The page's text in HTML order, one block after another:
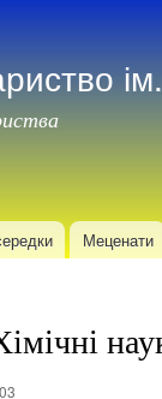
Меценати